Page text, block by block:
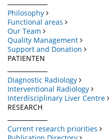
Philosophy
Functional areas
Our Team
Quality Management
Support and Donation
PATIENTEN
Diagnostic Radiology
Interventional Radiology
Interdisciplinary Liver Centre
RESEARCH
Current research priorities